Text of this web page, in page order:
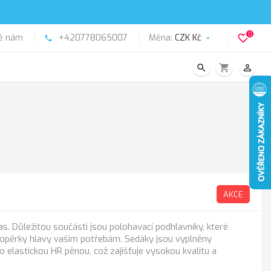
nám phone +420778065007 Měna: CZK Kč  favorite_border0
search shopping_cart person_outline
AKCE
Důležitou součástí jsou polohavací podhlavníky, které
hlavy vašim potřebám. Sedáky jsou vyplněny
elastickou HR pěnou, což zajišťuje vysokou kvalitu a